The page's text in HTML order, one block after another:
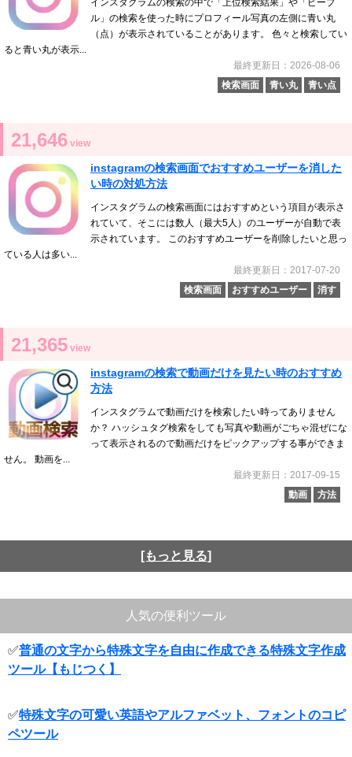
インスタグラムの検索の中で「上位検索結果」や「ピープ
ル」の検索を使った時にプロフィール写真の左側に青い丸
（点）が表示されていることがあります。 色々と検索してい
ると青い丸が表示...
最終更新日：2026-08-06
検索画面
青い丸 青い点
21,646 view
instagramの検索画面でおすすめユーザーを消した
い時の対処方法
インスタグラムの検索画面にはおすすめという項目が表示さ
れていて、そこには数人（最大5人）のユーザーが自動で表
示されています。 このおすすめユーザーを削除したいと思っ
ている人は多い...
最終更新日：2017-07-20
検索画面
おすすめユーザー 消す
21,365 view
instagramの検索で動画だけを見たい時のおすすめ
方法
インスタグラムで動画だけを検索したい時ってありません
か？ ハッシュタグ検索をしても写真や動画がごちゃ混ぜにな
って表示されるので動画だけをピックアップする事ができま
せん。 動画を...
最終更新日：2017-09-15
動画
方法
[もっと見る]
人気の便利ツール
✅普通の文字から特殊文字を自由に作成できる特殊文字作成
ツール【もじつく】
✅特殊文字の可愛い英語やアルファベット、フォントのコピ
ペツール